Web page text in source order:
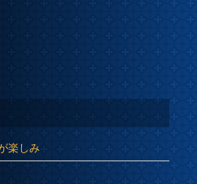
楽しみ